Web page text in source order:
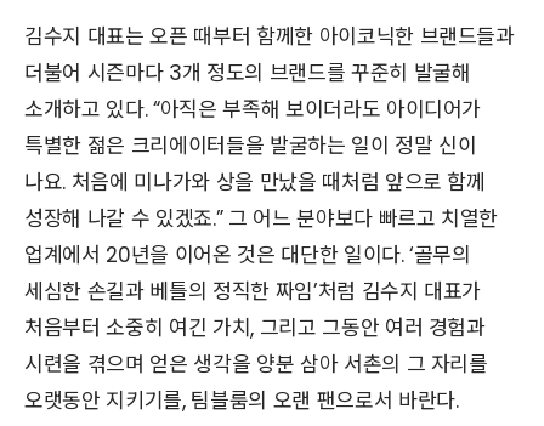
김수지 대표는 오픈 때부터 함께한 아이코닉한 브랜드들과
더불어 시즌마다 3개 정도의 브랜드를 꾸준히 발굴해
소개하고 있다. “아직은 부족해 보이더라도 아이디어가
특별한 젊은 크리에이터들을 발굴하는 일이 정말 신이
나요. 처음에 미나가와 상을 만났을 때처럼 앞으로 함께
성장해 나갈 수 있겠죠.” 그 어느 분야보다 빠르고 치열한
업계에서 20년을 이어온 것은 대단한 일이다. ‘골무의
세심한 손길과 베틀의 정직한 짜임’처럼 김수지 대표가
처음부터 소중히 여긴 가치, 그리고 그동안 여러 경험과
시련을 겪으며 얻은 생각을 양분 삼아 서촌의 그 자리를
오랫동안 지키기를, 팀블룸의 오랜 팬으로서 바란다.